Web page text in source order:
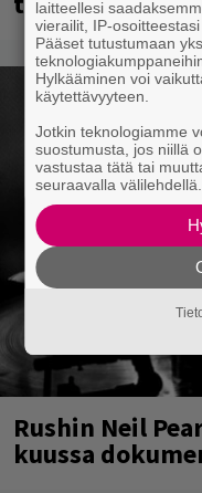
Rushin Neil
kuussa
laitteellesi
vierailit, IP-
Pääset tutustumaan
Hylkääminen voi
käytettävyyteen.
Jotkin teknologiamme
suostumusta, jos niillä
vastustaa tätä tai
seuraavalla välilehdellä.